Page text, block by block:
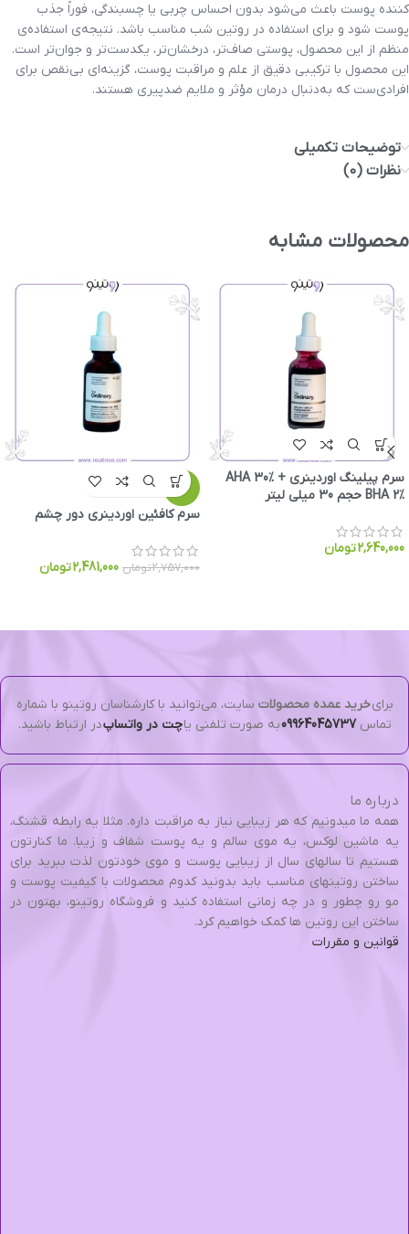
کننده پوست باعث می‌شود بدون احساس چربی یا چسبندگی، فوراً جذب
پوست شود و برای استفاده در روتین شب مناسب باشد. نتیجه‌ی استفاده‌ی
منظم از این محصول، پوستی صاف‌تر، درخشان‌تر، یکدست‌تر و جوان‌تر است.
این محصول با ترکیبی دقیق از علم و مراقبت پوست، گزینه‌ای بی‌نقص برای
افرادی‌ست که به‌دنبال درمان مؤثر و ملایم ضدپیری هستند.
توضیحات تکمیلی
نظرات (0)
محصولات مشابه
سرم پیلینگ اوردینری AHA 30% +
BHA 2% حجم 30 میلی لیتر
2,640,000تومان
-10%
سرم کافئین اوردینری دور چشم
2,757,000تومان 2,481,000تومان
برایخرید عمده محصولات سایت، می‌توانید با کارشناسان روتینو با شماره
تماس09964045737به صورت تلفنی یاچت در واتساپدر ارتباط باشید.
درباره ما
همه ما میدونیم که هر زیبایی نیاز به مراقبت داره. مثلا یه رابطه قشنگ،
یه ماشین لوکس، یه موی سالم و یه پوست شفاف و زیبا. ما کنارتون
هستیم تا سالهای سال از زیبایی پوست و موی خودتون لذت ببرید برای
ساختن روتینهای مناسب باید بدونید کدوم محصولات با کیفیت پوست و
مو رو چطور و در چه زمانی استفاده کنید و فروشگاه روتینو، بهتون در
ساختن این روتین ها کمک خواهیم کرد.
قوانین و مقررات